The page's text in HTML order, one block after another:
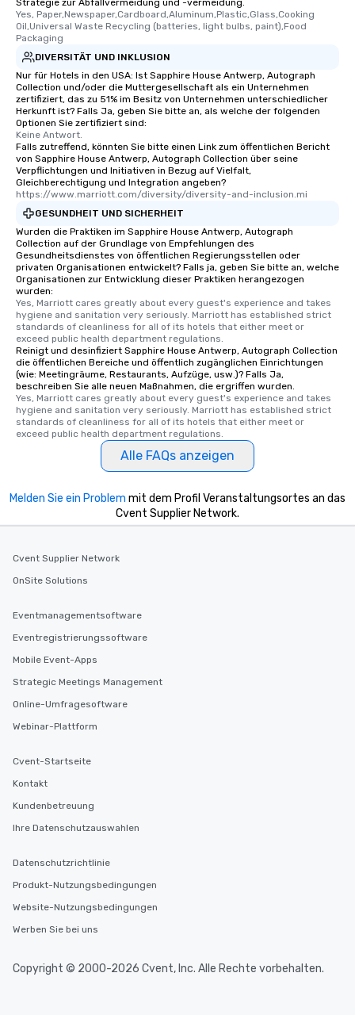
Strategie zur Abfallvermeidung und -vermeidung.
Yes, Paper,Newspaper,Cardboard,Aluminum,Plastic,Glass,Cooking
Oil,Universal Waste Recycling (batteries, light bulbs, paint),Food
Packaging
DIVERSITÄT UND INKLUSION
Nur für Hotels in den USA: Ist Sapphire House Antwerp, Autograph
Collection und/oder die Muttergesellschaft als ein Unternehmen
zertifiziert, das zu 51% im Besitz von Unternehmen unterschiedlicher
Herkunft ist? Falls Ja, geben Sie bitte an, als welche der folgenden
Optionen Sie zertifiziert sind:
Keine Antwort.
Falls zutreffend, könnten Sie bitte einen Link zum öffentlichen Bericht
von Sapphire House Antwerp, Autograph Collection über seine
Verpflichtungen und Initiativen in Bezug auf Vielfalt,
Gleichberechtigung und Integration angeben?
https://www.marriott.com/diversity/diversity-and-inclusion.mi
GESUNDHEIT UND SICHERHEIT
Wurden die Praktiken im Sapphire House Antwerp, Autograph
Collection auf der Grundlage von Empfehlungen des
Gesundheitsdienstes von öffentlichen Regierungsstellen oder
privaten Organisationen entwickelt? Falls ja, geben Sie bitte an, welche
Organisationen zur Entwicklung dieser Praktiken herangezogen
wurden:
Yes, Marriott cares greatly about every guest's experience and takes
hygiene and sanitation very seriously. Marriott has established strict
standards of cleanliness for all of its hotels that either meet or
exceed public health department regulations.
Reinigt und desinfiziert Sapphire House Antwerp, Autograph Collection
die öffentlichen Bereiche und öffentlich zugänglichen Einrichtungen
(wie: Meetingräume, Restaurants, Aufzüge, usw.)? Falls Ja,
beschreiben Sie alle neuen Maßnahmen, die ergriffen wurden.
Yes, Marriott cares greatly about every guest's experience and takes
hygiene and sanitation very seriously. Marriott has established strict
standards of cleanliness for all of its hotels that either meet or
exceed public health department regulations.
Alle FAQs anzeigen
Melden Sie ein Problem mit dem Profil Veranstaltungsortes an das
Cvent Supplier Network.
Cvent Supplier Network
OnSite Solutions
Eventmanagementsoftware
Eventregistrierungssoftware
Mobile Event-Apps
Strategic Meetings Management
Online-Umfragesoftware
Webinar-Plattform
Cvent-Startseite
Kontakt
Kundenbetreuung
Ihre Datenschutzauswahlen
Datenschutzrichtlinie
Produkt-Nutzungsbedingungen
Website-Nutzungsbedingungen
Werben Sie bei uns
Copyright © 2000-2026 Cvent, Inc. Alle Rechte vorbehalten.